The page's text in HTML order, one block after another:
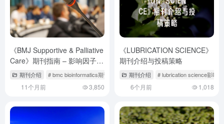
《BMJ Supportive & Palliative
Care》期刊指南 – 影响因子解
析与投稿成功率提升路径
期刊介绍 # bmc bioinformatics期刊 # bmc palliative care杂志 # bmc
11个月前 3,850
《LUBRICATION SCIENCE》
期刊介绍与投稿策略
期刊介绍 # lubrication science影响
6个月前 1,018